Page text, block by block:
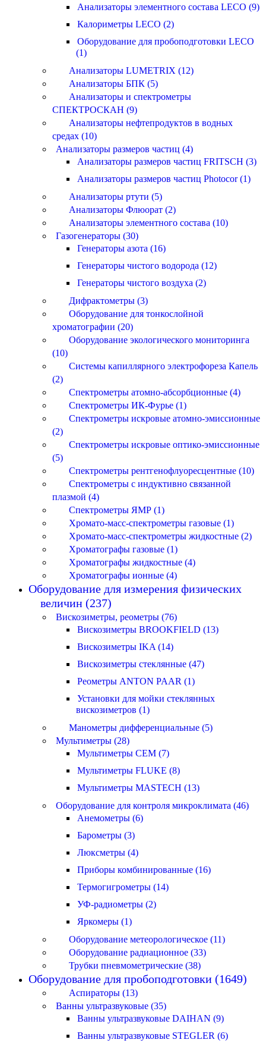
Анализаторы элементного состава LECO (9)
Калориметры LECO (2)
Оборудование для пробоподготовки LECO
(1)
Анализаторы LUMETRIX (12)
Анализаторы БПК (5)
Анализаторы и спектрометры
СПЕКТРОСКАН (9)
Анализаторы нефтепродуктов в водных
средах (10)
Анализаторы размеров частиц (4)
Анализаторы размеров частиц FRITSCH (3)
Анализаторы размеров частиц Photocor (1)
Анализаторы ртути (5)
Анализаторы Флюорат (2)
Анализаторы элементного состава (10)
Газогенераторы (30)
Генераторы азота (16)
Генераторы чистого водорода (12)
Генераторы чистого воздуха (2)
Дифрактометры (3)
Оборудование для тонкослойной
хроматографии (20)
Оборудование экологического мониторинга
(10)
Системы капиллярного электрофореза Капель
(2)
Спектрометры атомно-абсорбционные (4)
Спектрометры ИК-Фурье (1)
Спектрометры искровые атомно-эмиссионные
(2)
Спектрометры искровые оптико-эмиссионные
(5)
Спектрометры рентгенофлуоресцентные (10)
Спектрометры с индуктивно связанной
плазмой (4)
Спектрометры ЯМР (1)
Хромато-масс-спектрометры газовые (1)
Хромато-масс-спектрометры жидкостные (2)
Хроматографы газовые (1)
Хроматографы жидкостные (4)
Хроматографы ионные (4)
Оборудование для измерения физических
величин (237)
Вискозиметры, реометры (76)
Вискозиметры BROOKFIELD (13)
Вискозиметры IKA (14)
Вискозиметры стеклянные (47)
Реометры ANTON PAAR (1)
Установки для мойки стеклянных
вискозиметров (1)
Манометры дифференциальные (5)
Мультиметры (28)
Мультиметры CEM (7)
Мультиметры FLUKE (8)
Мультиметры MASTECH (13)
Оборудование для контроля микроклимата (46)
Анемометры (6)
Барометры (3)
Люксметры (4)
Приборы комбинированные (16)
Термогигрометры (14)
УФ-радиометры (2)
Яркомеры (1)
Оборудование метеорологическое (11)
Оборудование радиационное (33)
Трубки пневмометрические (38)
Оборудование для пробоподготовки (1649)
Аспираторы (13)
Ванны ультразвуковые (35)
Ванны ультразвуковые DAIHAN (9)
Ванны ультразвуковые STEGLER (6)